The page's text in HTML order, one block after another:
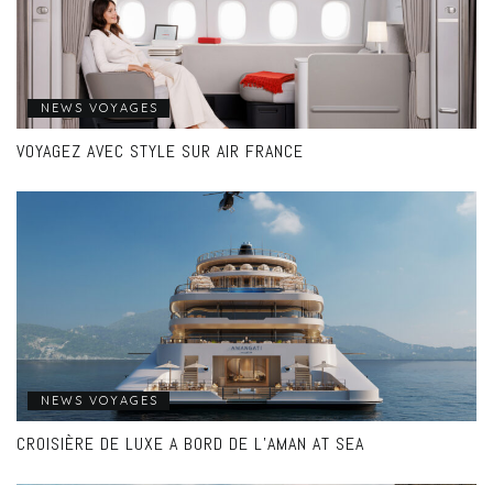
NEWS VOYAGES
VOYAGEZ AVEC STYLE SUR AIR FRANCE
NEWS VOYAGES
CROISIÈRE DE LUXE A BORD DE L’AMAN AT SEA